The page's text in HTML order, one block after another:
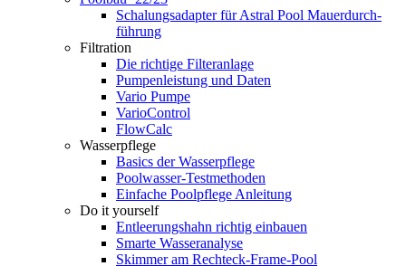
Schalungs­adapter für Astral Pool Mauer­durch­
führung
Filtration
Die richtige Filter­anlage
Pumpenleistung und Daten
Vario Pumpe
Vario­Control
FlowCalc
Wasserpflege
Basics der Wasserpflege
Poolwasser-Testmethoden
Einfache Poolpflege Anleitung
Do it yourself
Ent­leerungs­hahn richtig einbauen
Smarte Wasseranalyse
Skimmer am Rechteck-Frame-Pool